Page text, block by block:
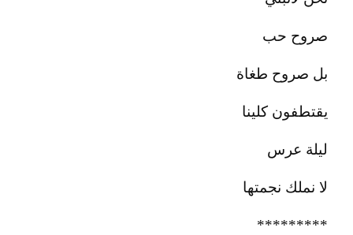
صروح حب
بل صروح طغاة
يقتطفون كلينا
ليلة عرس
لا نملك نجمتها
*********